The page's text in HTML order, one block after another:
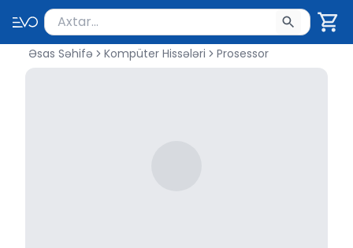
Məhsul axtar
Axtarış üçün ən azı 2 simvol yazın. Göndərmək
Əsas Səhifə Kompüter Hissələri Prosessor